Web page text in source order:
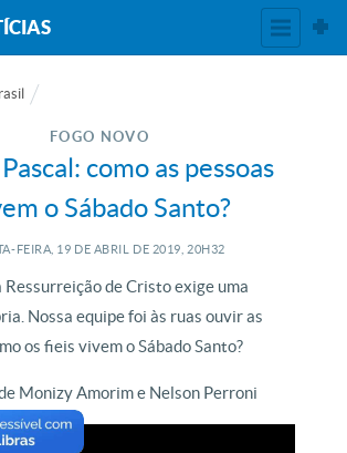
FOGO NOVO
como as pessoas
o Sábado Santo?
FEIRA, 19 DE ABRIL DE 2019, 20H32
Ressurreição de Cristo exige uma
Nossa equipe foi às ruas ouvir as
os fieis vivem o Sábado Santo?
Monizy Amorim e Nelson Perroni